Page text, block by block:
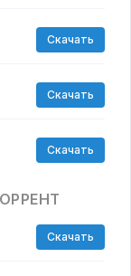
Скачать
Скачать
Скачать
Скачать